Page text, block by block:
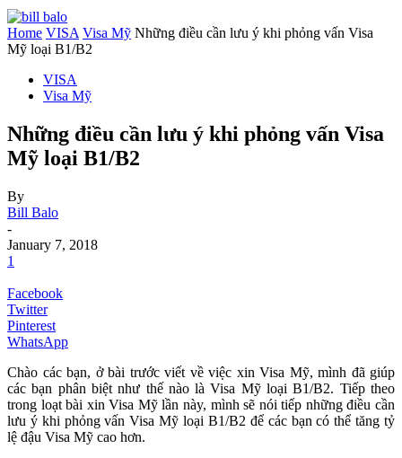
Home VISA Visa Mỹ Những điều cần lưu ý khi phỏng vấn Visa
Mỹ loại B1/B2
VISA
Visa Mỹ
Những điều cần lưu ý khi phỏng vấn Visa
Mỹ loại B1/B2
By
Bill Balo
-
January 7, 2018
1
Facebook
Twitter
Pinterest
WhatsApp
Chào các bạn, ở bài trước viết về việc xin Visa Mỹ, mình đã giúp
các bạn phân biệt như thế nào là Visa Mỹ loại B1/B2. Tiếp theo
trong loạt bài xin Visa Mỹ lần này, mình sẽ nói tiếp những điều cần
lưu ý khi phỏng vấn Visa Mỹ loại B1/B2 để các bạn có thể tăng tỷ
lệ đậu Visa Mỹ cao hơn.